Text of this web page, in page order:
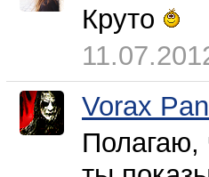
Круто
Vorax
Полагаю,